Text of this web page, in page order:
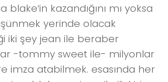
blake’in kazandığını mı yoksa
yerinde olacak
iki şey jean ile beraber
-tommy sweet ile- milyonlar
imza atabilmek. esasında her